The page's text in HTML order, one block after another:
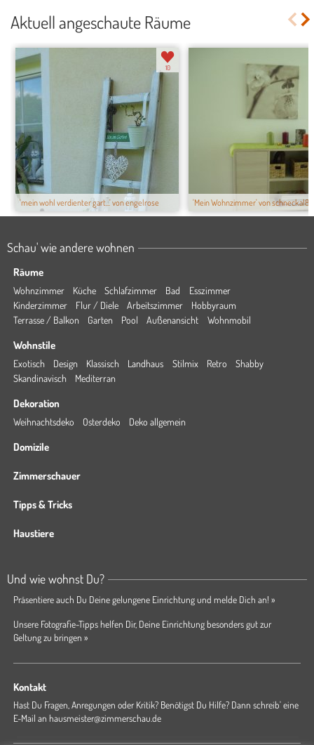
Aktuell angeschaute Räume
'mein wohl verdienter gart...' von engelrose
10
'Mein Wohnzimmer' von schneckal8...
Schau' wie andere wohnen
Räume
Wohnzimmer Küche Schlafzimmer Bad
Esszimmer
Kinderzimmer
Flur / Diele Arbeitszimmer
Hobbyraum
Terrasse / Balkon
Garten Pool Außenansicht Wohnmobil
Wohnstile
Exotisch Design Klassisch Landhaus Stilmix Retro
Shabby
Skandinavisch
Mediterran
Dekoration
Weihnachtsdeko Osterdeko Deko allgemein
Domizile
Zimmerschauer
Tipps & Tricks
Haustiere
Und wie wohnst Du?
Präsentiere auch Du Deine gelungene Einrichtung und melde Dich an! »
Unsere Fotografie-Tipps helfen Dir, Deine Einrichtung besonders gut zur
Geltung zu bringen »
Kontakt
Hast Du Fragen, Anregungen oder Kritik? Benötigst Du Hilfe? Dann schreib' eine
E-Mail an hausmeister@zimmerschau.de